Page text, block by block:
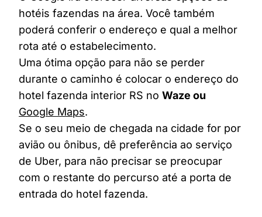
hotéis fazendas na área. Você também
poderá conferir o endereço e qual a melhor
rota até o estabelecimento.
Uma ótima opção para não se perder
durante o caminho é colocar o endereço do
hotel fazenda interior RS no Waze ou
Google Maps.
Se o seu meio de chegada na cidade for por
avião ou ônibus, dê preferência ao serviço
de Uber, para não precisar se preocupar
com o restante do percurso até a porta de
entrada do hotel fazenda.